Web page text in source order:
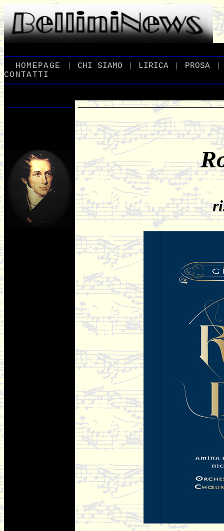
HOMEPAGE | CHI _SIAMO | LIRICA | PROSA_ |
CONTATTI